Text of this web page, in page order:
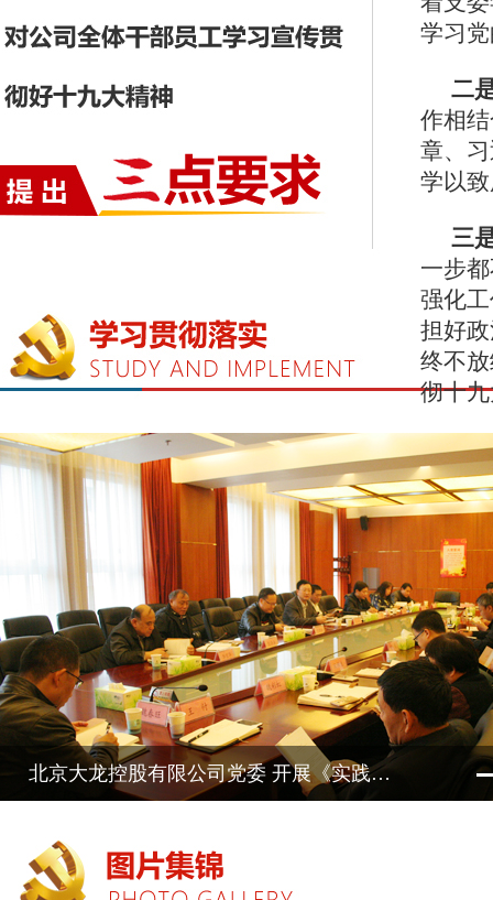
学习
二
作相
章、
学以
三
一步
强化
担好
终不
彻十
北京大龙控股有限公司党委 开展《实践论》《矛盾论》专题学习